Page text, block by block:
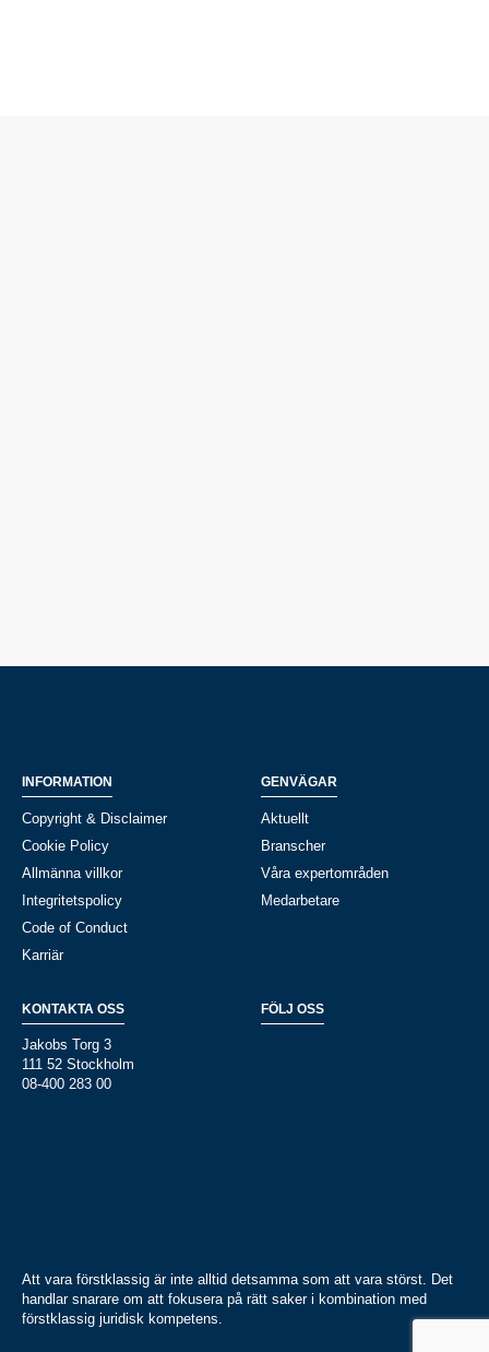
INFORMATION
Copyright & Disclaimer
Cookie Policy
Allmänna villkor
Integritetspolicy
Code of Conduct
Karriär
GENVÄGAR
Aktuellt
Branscher
Våra expertområden
Medarbetare
KONTAKTA OSS
Jakobs Torg 3
111 52 Stockholm
08-400 283 00
FÖLJ OSS
Att vara förstklassig är inte alltid detsamma som att vara störst. Det
handlar snarare om att fokusera på rätt saker i kombination med
förstklassig juridisk kompetens.